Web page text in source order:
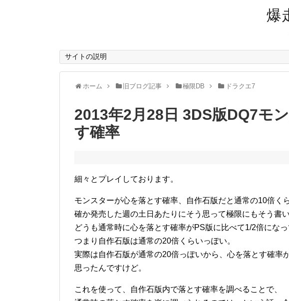
爆
サイトの説明
ホーム 旧ブログ記事 極限DB ドラクエ7
2013年2月28日 3DS版DQ7モ
す確率
細々とプレイしております。
モンスターが心を落とす確率、自作石版だと通常の10倍く
確か発売した週の土日あたりにそう思って極限にもそう書
どうも通常時に心を落とす確率がPS版に比べて1/2倍になっ
つまり自作石版は通常の20倍くらいっぽい。
実際は自作石版が通常の20倍っぽいから、心を落とす確率
思ったんですけど。
これを使って、自作石版内で落とす確率を調べることで、